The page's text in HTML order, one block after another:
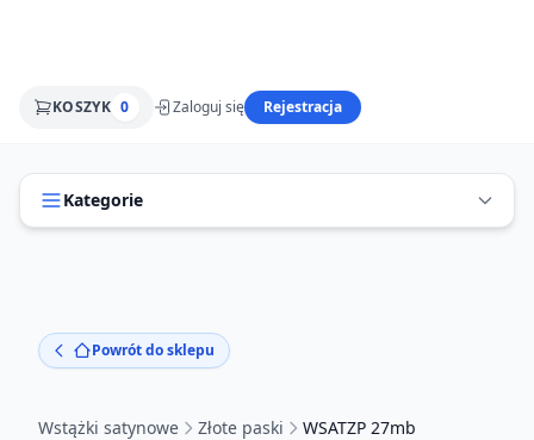
KOSZYK 0 Zaloguj się Rejestracja
Kategorie
Powrót do sklepu
Wstążki satynowe Złote paski WSATZP 27mb